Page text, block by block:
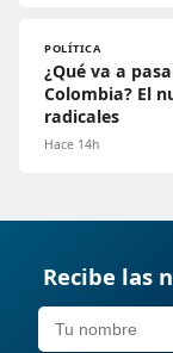
POLÍTICA
¿Qué va a
Colombia? El
radicales
Hace 14h
Recibe las